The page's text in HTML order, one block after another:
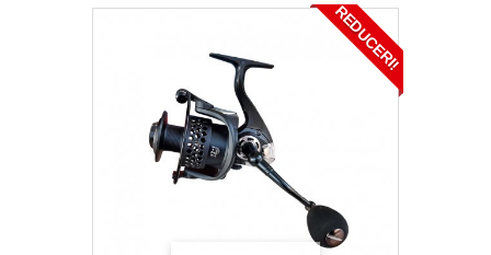
REDUCERI!